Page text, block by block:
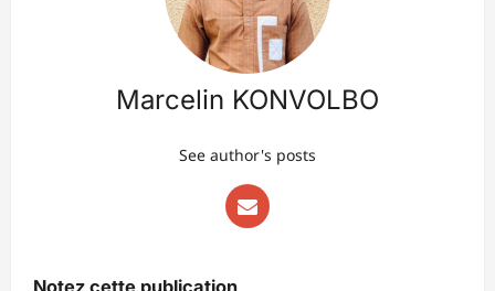
Marcelin KONVOLBO
See author's posts
Notez cette publication